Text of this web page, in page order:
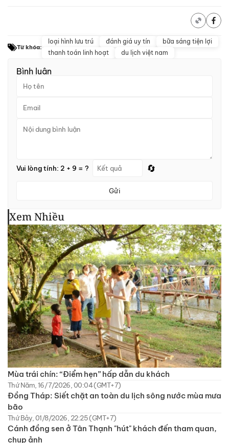
Từ khóa:
loại hình lưu trú đánh giá uy tín
bữa sáng tiện lợi
thanh toán linh hoạt
du lịch việt nam
Bình luận
Vui lòng tính: 2 + 9 = ? 🔄
Gửi
Xem Nhiều
Mùa trái chín: “Điểm hẹn” hấp dẫn du khách
Thứ Năm, 16/7/2026, 00:04 (GMT+7)
Đồng Tháp: Siết chặt an toàn du lịch sông nước mùa mưa
bão
Thứ Bảy, 01/8/2026, 22:25 (GMT+7)
Cánh đồng sen ở Tân Thạnh "hút" khách đến tham quan,
chụp ảnh